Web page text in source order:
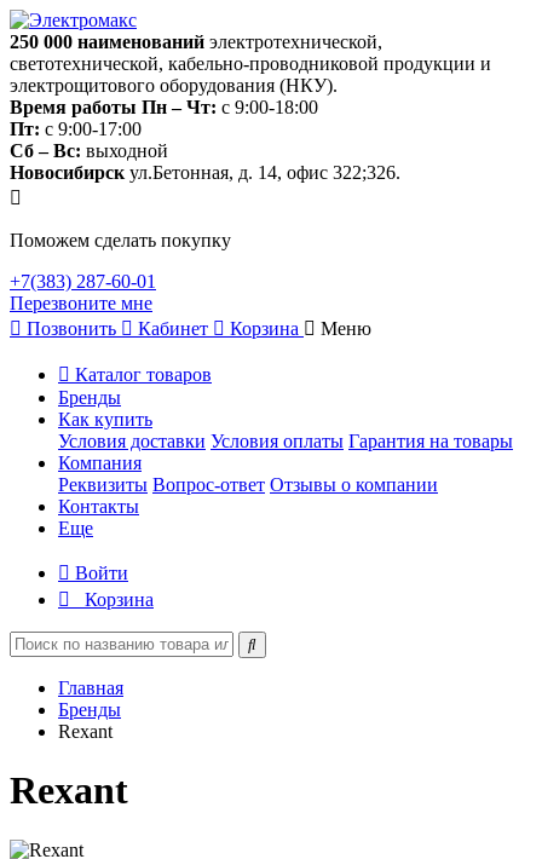
250 000 наименований электротехнической,
светотехнической, кабельно-проводниковой продукции и
электрощитового оборудования (НКУ).
Время работы Пн – Чт: с 9:00-18:00
Пт: с 9:00-17:00
Сб – Вс: выходной
Новосибирск ул.Бетонная, д. 14, офис 322;326.
Поможем сделать покупку
+7(383) 287-60-01
Перезвоните мне
Позвонить
Кабинет Корзина Меню
Каталог товаров
Бренды
Как купить
Условия доставки Условия оплаты Гарантия на товары
Компания
Реквизиты Вопрос-ответ Отзывы о компании
Контакты
Еще
Войти
Корзина
Главная
Бренды
Rexant
Rexant